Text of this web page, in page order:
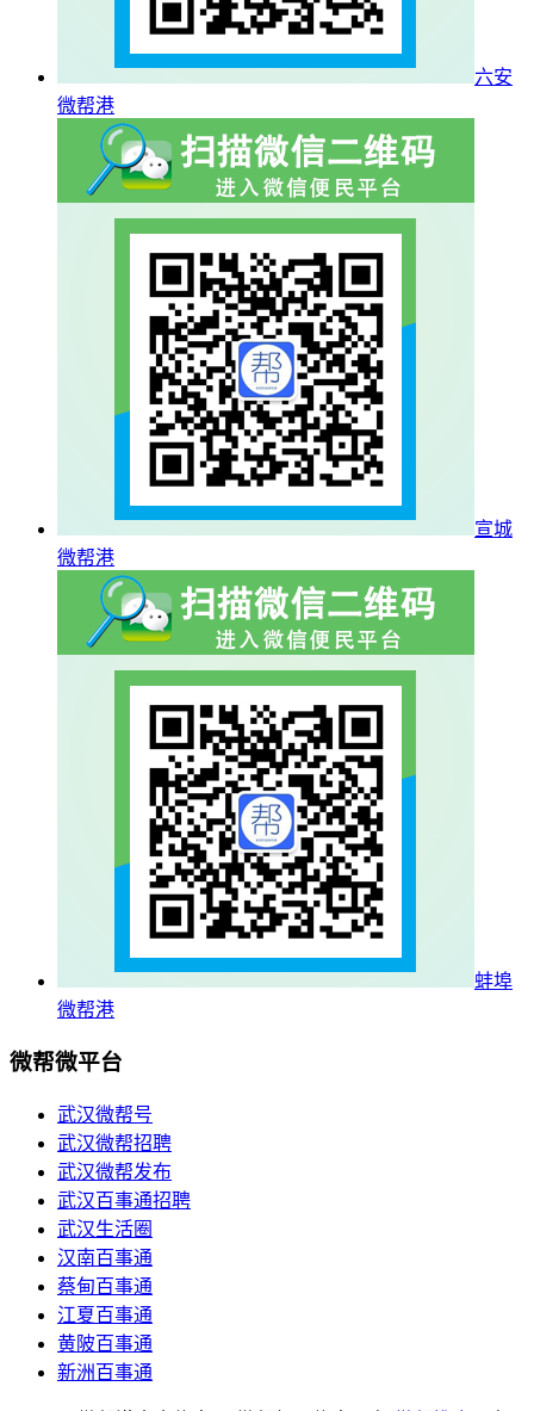
六安
微帮港
宣城
微帮港
蚌埠
微帮港
微帮微平台
武汉微帮号
武汉微帮招聘
武汉微帮发布
武汉百事通招聘
武汉生活圈
汉南百事通
蔡甸百事通
江夏百事通
黄陂百事通
新洲百事通